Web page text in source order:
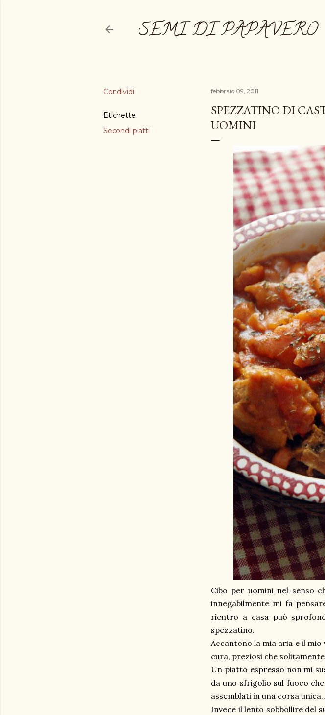
SEMI DI PAPAVERO
Condividi
Etichette
Secondi piatti
febbraio 09, 2011
SPEZZATINO DI
UOMINI
Cibo per uomini nel senso
innegabilmente mi fa
rientro a casa può
spezzatino.
Accantono la mia aria e il
cura, preziosi che
Un piatto espresso non mi
da uno sfrigolio sul fuoco
assemblati in una corsa
Invece il lento sobbollire del